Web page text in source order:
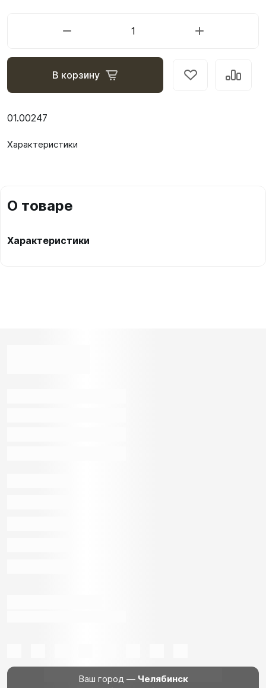
В корзину
01.00247
Характеристики
О товаре
Характеристики
Ваш город — Челябинск